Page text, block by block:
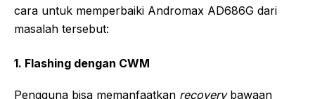
cara untuk memperbaiki Andromax AD686G dari
masalah tersebut:
1. Flashing dengan CWM
Pengguna bisa memanfaatkan recoverybawaan